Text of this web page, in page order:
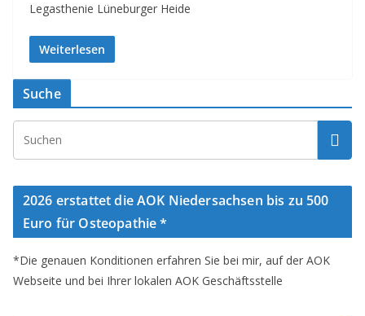
Legasthenie Lüneburger Heide
Weiterlesen
Suche
2026 erstattet die AOK Niedersachsen bis zu 500
Euro für Osteopathie *
*Die genauen Konditionen erfahren Sie bei mir, auf der AOK
Webseite und bei Ihrer lokalen AOK Geschäftsstelle